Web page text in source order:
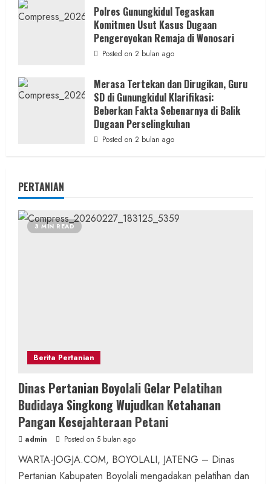
Polres Gunungkidul Tegaskan
Komitmen Usut Kasus Dugaan
Pengeroyokan Remaja di Wonosari
Posted on 2 bulan ago
Merasa Tertekan dan Dirugikan, Guru
SD di Gunungkidul Klarifikasi:
Beberkan Fakta Sebenarnya di Balik
Dugaan Perselingkuhan
Posted on 2 bulan ago
PERTANIAN
3 MIN READ
Berita Pertanian
Dinas Pertanian Boyolali Gelar Pelatihan
Budidaya Singkong Wujudkan Ketahanan
Pangan Kesejahteraan Petani
admin Posted on 5 bulan ago
WARTA-JOGJA.COM, BOYOLALI, JATENG – Dinas
Pertanian Kabupaten Boyolali mengadakan pelatihan dan